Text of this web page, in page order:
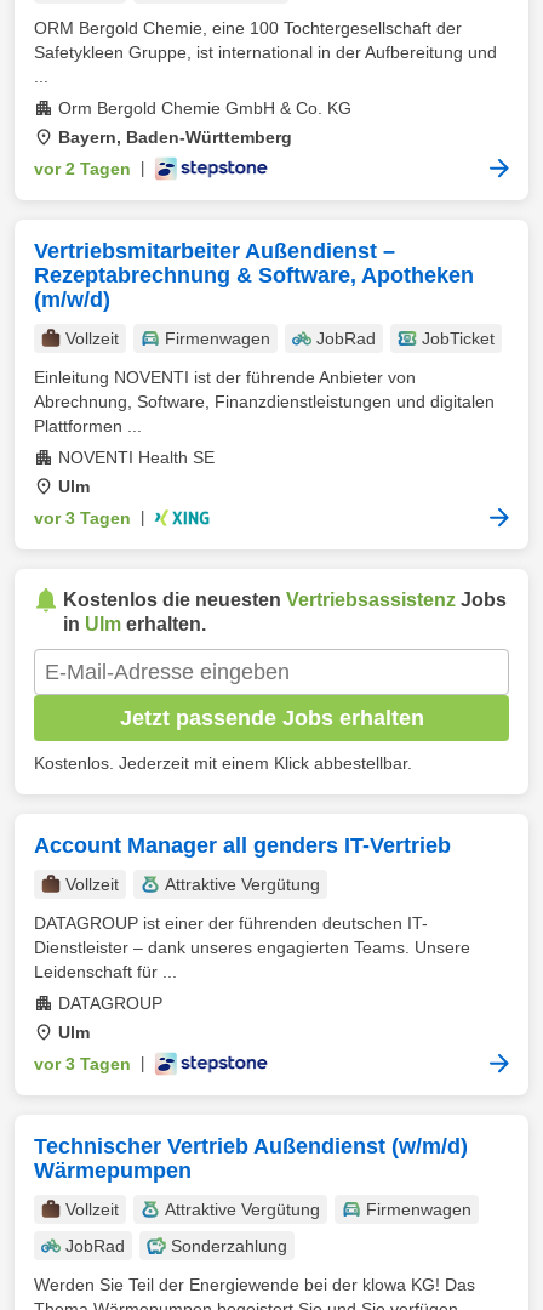
ORM Bergold Chemie, eine 100 Tochtergesellschaft der
Safetykleen Gruppe, ist international in der Aufbereitung und
Orm Bergold Chemie GmbH & Co. KG
Bayern, Baden-Württemberg
vor 2 Tagen
Vertriebsmitarbeiter Außendienst –
Rezeptabrechnung & Software, Apotheken
(m/w/d)
Vollzeit Firmenwagen JobRad
JobTicket
Einleitung NOVENTI ist der führende Anbieter von
Abrechnung, Software, Finanzdienstleistungen und digitalen
Plattformen ...
NOVENTI Health SE
Ulm
vor 3 Tagen
Kostenlos die neuesten Vertriebsassistenz Jobs
in Ulm erhalten.
Jetzt passende Jobs erhalten
Kostenlos. Jederzeit mit einem Klick abbestellbar.
Account Manager all genders IT-Vertrieb
Vollzeit
Attraktive Vergütung
DATAGROUP ist einer der führenden deutschen IT-
Dienstleister – dank unseres engagierten Teams. Unsere
Leidenschaft für ...
DATAGROUP
Ulm
vor 3 Tagen
Technischer Vertrieb Außendienst (w/m/d)
Wärmepumpen
Vollzeit Attraktive Vergütung
Firmenwagen
JobRad
Sonderzahlung
Werden Sie Teil der Energiewende bei der klowa KG! Das